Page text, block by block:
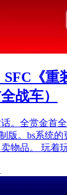
《重
战车）
。全赏金首
版。bs系统的
物品。 玩着